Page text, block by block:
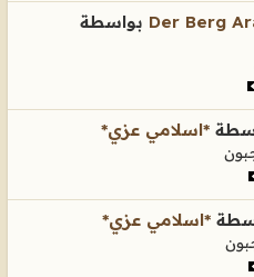
Der Berg بواسطة
*اسلامي عزي*
*اسلامي عزي*